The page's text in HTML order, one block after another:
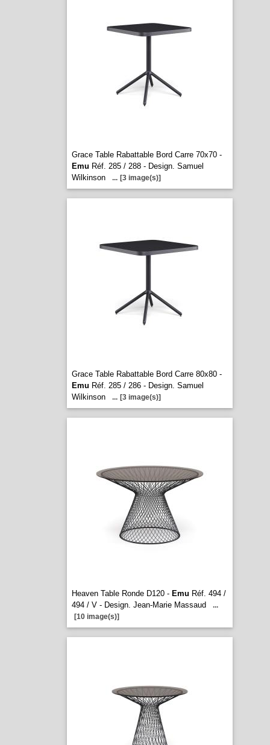
Grace Table Rabattable Bord Carre 70x70 -
Emu Réf. 285 / 288 - Design. Samuel
Wilkinson
... [3 image(s)]
Grace Table Rabattable Bord Carre 80x80 -
Emu Réf. 285 / 286 - Design. Samuel
Wilkinson
... [3 image(s)]
Heaven Table Ronde D120 - Emu Réf. 494 /
494 / V - Design. Jean-Marie Massaud
...
[10 image(s)]